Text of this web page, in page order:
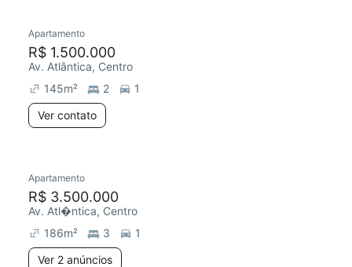
Apartamento
R$ 1.500.000
Av. Atlântica, Centro
145m² 2
1
Ver contato
Apartamento
R$ 3.500.000
Av. Atl�ntica, Centro
186m² 3
1
Ver 2 anúncios